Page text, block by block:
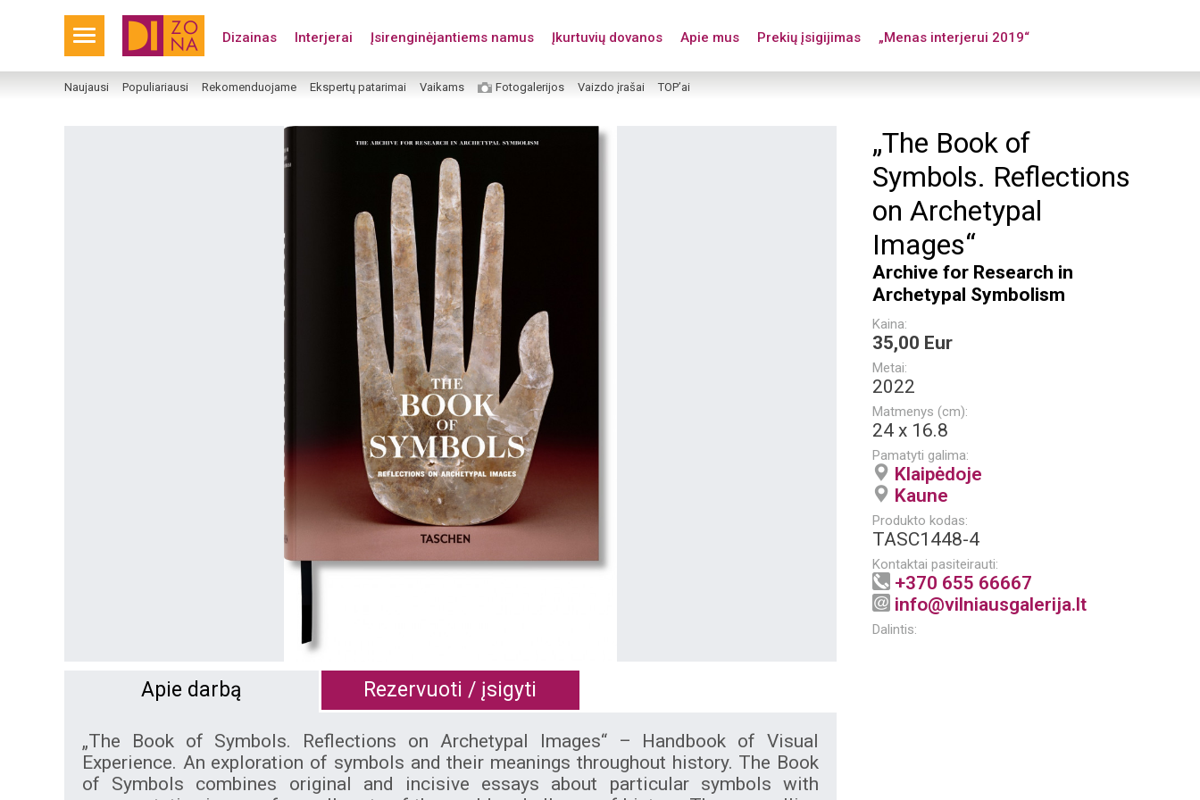
Dizainas Interjerai Įsirenginėjantiems namus Įkurtuvių dovanos Apie mus Prekių įsigijimas „Menas interjerui 2019“
Naujausi Populiariausi Rekomenduojame Ekspertų patarimai Vaikams Fotogalerijos Vaizdo įrašai TOP’ai
„The Book of
Symbols. Reflections
on Archetypal
Images“
Archive for Research in
Archetypal Symbolism
Kaina:
35,00 Eur
Metai:
2022
Matmenys (cm):
24 x 16.8
Pamatyti galima:
Klaipėdoje
Kaune
Produkto kodas:
TASC1448-4
Kontaktai pasiteirauti:
+370 655 66667
info@vilniausgalerija.lt
Dalintis:
Apie darbą Rezervuoti / įsigyti
„The Book of Symbols. Reflections on Archetypal Images“ – Handbook of Visual
Experience. An exploration of symbols and their meanings throughout history. The Book
of Symbols combines original and incisive essays about particular symbols with